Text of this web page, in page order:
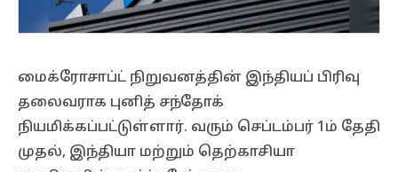
மைக்ரோசாப்ட் நிறுவனத்தின் இந்தியப் பிரிவு
தலைவராக புனித் சந்தோக்
நியமிக்கப்பட்டுள்ளார். வரும் செப்டம்பர் 1ம் தேதி
முதல், இந்தியா மற்றும் தெற்காசியா